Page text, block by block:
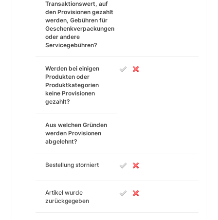
Transaktionswert, auf
den Provisionen gezahlt
werden, Gebühren für
Geschenkverpackungen
oder andere
Servicegebühren?
Werden bei einigen
Produkten oder
Produktkategorien
keine Provisionen
gezahlt?
Aus welchen Gründen
werden Provisionen
abgelehnt?
Bestellung storniert
Artikel wurde
zurückgegeben